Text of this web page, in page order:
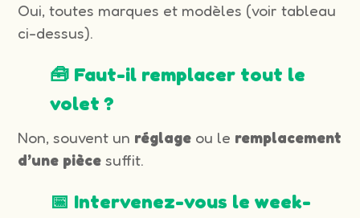
Oui, toutes marques et modèles (voir tableau
ci-dessus).
🧰 Faut-il remplacer tout le
volet ?
Non, souvent un réglage ou le remplacement
d’une pièce suffit.
📅 Intervenez-vous le week-